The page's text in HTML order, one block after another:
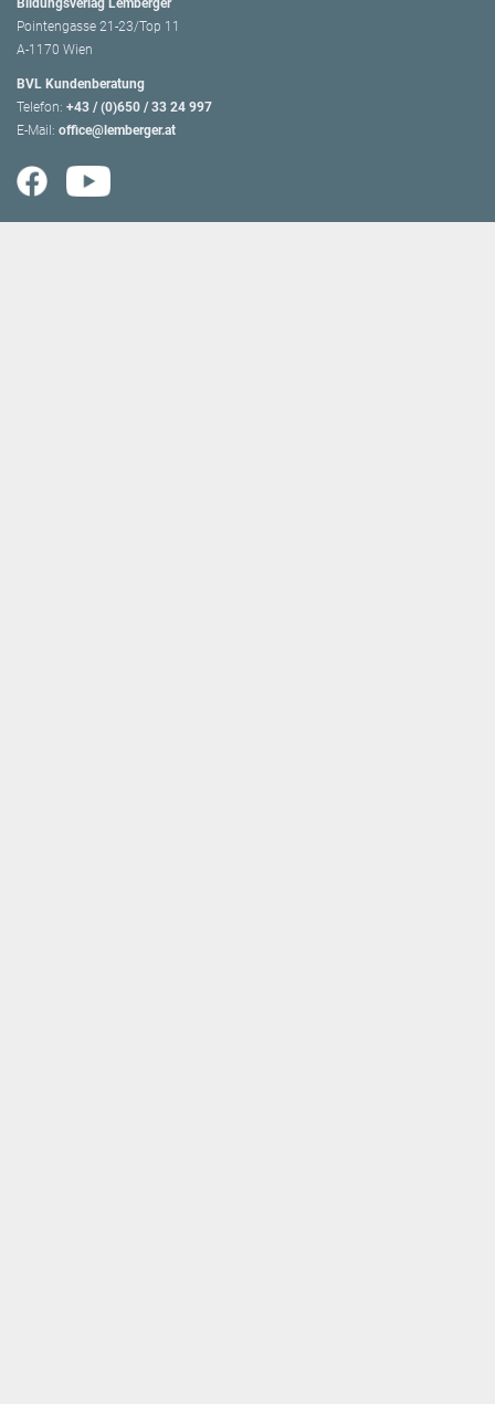
Bildungsverlag Lemberger
Pointengasse 21-23/Top 11
A-1170 Wien
BVL Kundenberatung
Telefon: +43 / (0)650 / 33 24 997
E-Mail: office@lemberger.at